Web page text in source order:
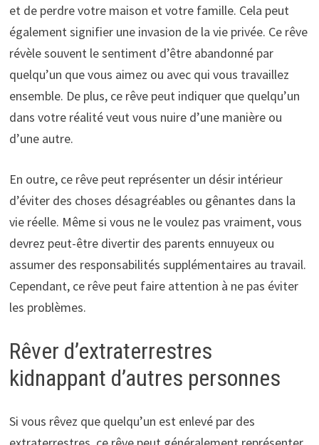
et de perdre votre maison et votre famille. Cela peut
également signifier une invasion de la vie privée. Ce rêve
révèle souvent le sentiment d’être abandonné par
quelqu’un que vous aimez ou avec qui vous travaillez
ensemble. De plus, ce rêve peut indiquer que quelqu’un
dans votre réalité veut vous nuire d’une manière ou
d’une autre.
En outre, ce rêve peut représenter un désir intérieur
d’éviter des choses désagréables ou gênantes dans la
vie réelle. Même si vous ne le voulez pas vraiment, vous
devrez peut-être divertir des parents ennuyeux ou
assumer des responsabilités supplémentaires au travail.
Cependant, ce rêve peut faire attention à ne pas éviter
les problèmes.
Rêver d’extraterrestres
kidnappant d’autres personnes
Si vous rêvez que quelqu’un est enlevé par des